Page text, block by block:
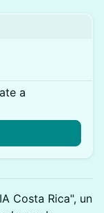
a
Costa Rica", un